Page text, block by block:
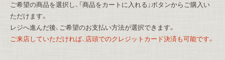
ご希望の商品を選択し、「商品をカートに入れる」ボタンからご購入い
ただけます。
レジへ進んだ後、ご希望のお支払い方法が選択できます。
ご来店していただければ、店頭でのクレジットカード決済も可能です。